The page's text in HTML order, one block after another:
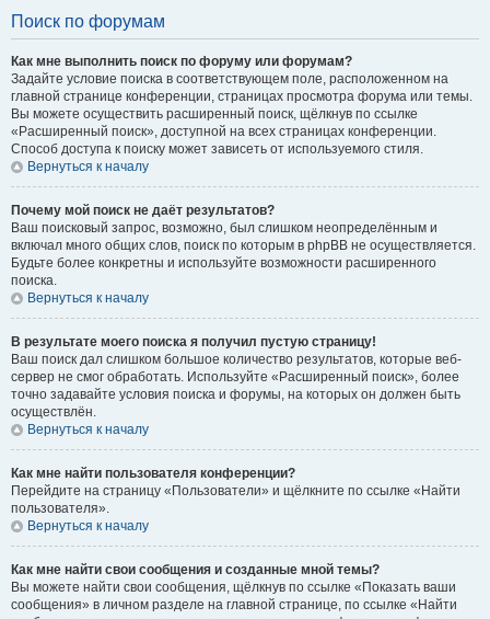
Поиск по форумам
Как мне выполнить поиск по форуму или форумам?
Задайте условие поиска в соответствующем поле, расположенном на
главной странице конференции, страницах просмотра форума или темы.
Вы можете осуществить расширенный поиск, щёлкнув по ссылке
«Расширенный поиск», доступной на всех страницах конференции.
Способ доступа к поиску может зависеть от используемого стиля.
Вернуться к началу
Почему мой поиск не даёт результатов?
Ваш поисковый запрос, возможно, был слишком неопределённым и
включал много общих слов, поиск по которым в phpBB не осуществляется.
Будьте более конкретны и используйте возможности расширенного
поиска.
Вернуться к началу
В результате моего поиска я получил пустую страницу!
Ваш поиск дал слишком большое количество результатов, которые веб-
сервер не смог обработать. Используйте «Расширенный поиск», более
точно задавайте условия поиска и форумы, на которых он должен быть
осуществлён.
Вернуться к началу
Как мне найти пользователя конференции?
Перейдите на страницу «Пользователи» и щёлкните по ссылке «Найти
пользователя».
Вернуться к началу
Как мне найти свои сообщения и созданные мной темы?
Вы можете найти свои сообщения, щёлкнув по ссылке «Показать ваши
сообщения» в личном разделе на главной странице, по ссылке «Найти